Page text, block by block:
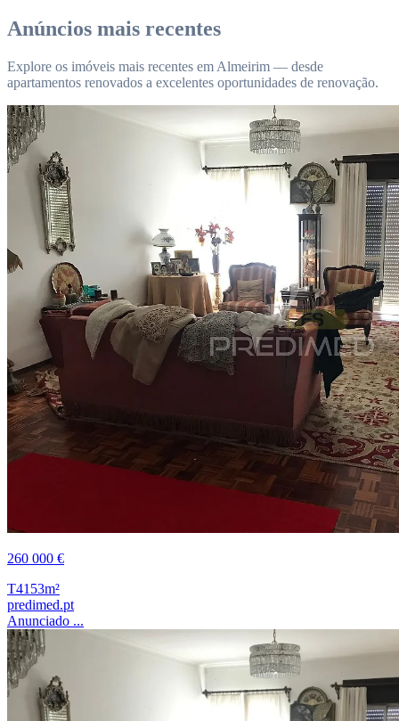
Anúncios mais recentes
Explore os imóveis mais recentes em Almeirim — desde
apartamentos renovados a excelentes oportunidades de renovação.
260 000 €
T4153m²
predimed.pt
Anunciado ...